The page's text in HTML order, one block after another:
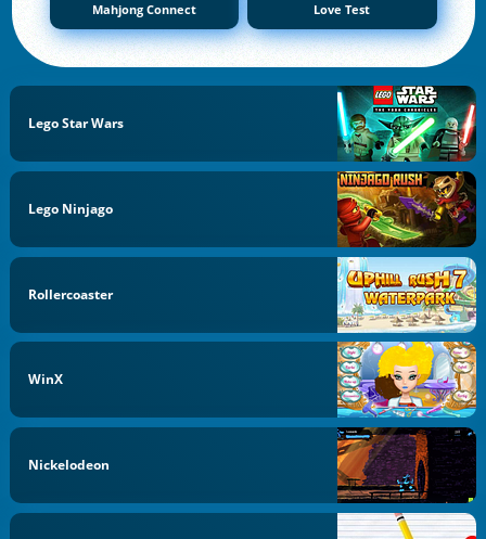
Mahjong Connect Love Test
Lego Star Wars
Lego Ninjago
Rollercoaster
WinX
Nickelodeon